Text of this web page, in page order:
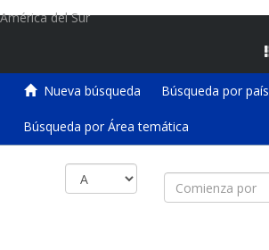
América del Sur
Nueva búsqueda Búsqueda por país
Búsqueda por Área temática